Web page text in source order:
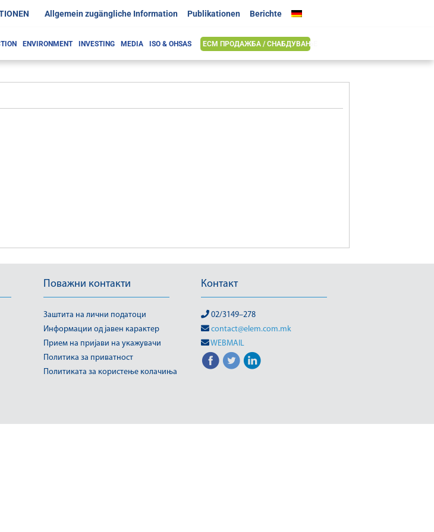
Allgemein zugängliche Information Publikationen Berichte
ENVIRONMENT INVESTING MEDIA ISO & OHSAS ЕСМ ПРОДАЖБА / СНАБДУВАЊЕ
Поважни контакти
Заштита на лични податоци
Информации од јавен карактер
Прием на пријави на укажувачи
Политика за приватност
Политиката за користење колачиња
Контакт
02/3149–278
contact@elem.com.mk
WEBMAIL